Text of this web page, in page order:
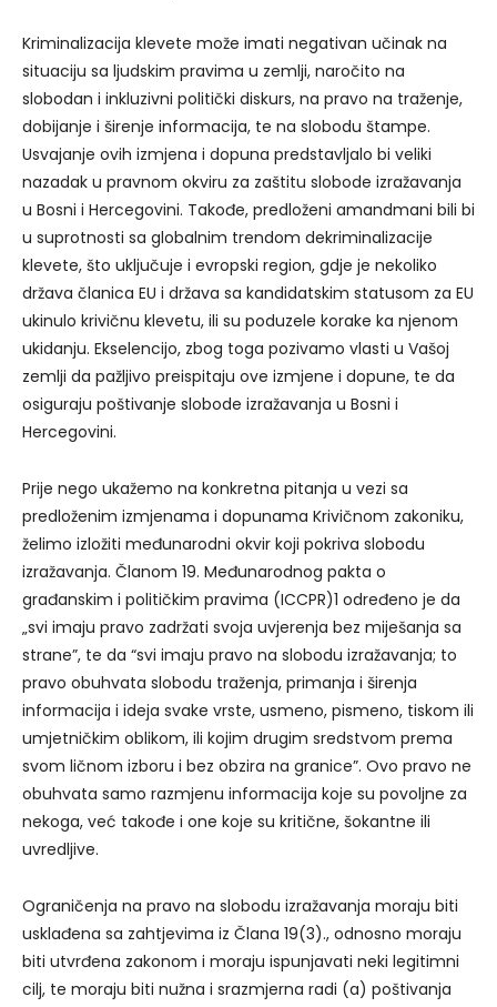
Kriminalizacija klevete može imati negativan učinak na
situaciju sa ljudskim pravima u zemlji, naročito na
slobodan i inkluzivni politički diskurs, na pravo na traženje,
dobijanje i širenje informacija, te na slobodu štampe.
Usvajanje ovih izmjena i dopuna predstavljalo bi veliki
nazadak u pravnom okviru za zaštitu slobode izražavanja
u Bosni i Hercegovini. Takođe, predloženi amandmani bili bi
u suprotnosti sa globalnim trendom dekriminalizacije
klevete, što uključuje i evropski region, gdje je nekoliko
država članica EU i država sa kandidatskim statusom za EU
ukinulo krivičnu klevetu, ili su poduzele korake ka njenom
ukidanju. Ekselencijo, zbog toga pozivamo vlasti u Vašoj
zemlji da pažljivo preispitaju ove izmjene i dopune, te da
osiguraju poštivanje slobode izražavanja u Bosni i
Hercegovini.
Prije nego ukažemo na konkretna pitanja u vezi sa
predloženim izmjenama i dopunama Krivičnom zakoniku,
želimo izložiti međunarodni okvir koji pokriva slobodu
izražavanja. Članom 19. Međunarodnog pakta o
građanskim i političkim pravima (ICCPR)1 određeno je da
„svi imaju pravo zadržati svoja uvjerenja bez miješanja sa
strane”, te da “svi imaju pravo na slobodu izražavanja; to
pravo obuhvata slobodu traženja, primanja i širenja
informacija i ideja svake vrste, usmeno, pismeno, tiskom ili
umjetničkim oblikom, ili kojim drugim sredstvom prema
svom ličnom izboru i bez obzira na granice”. Ovo pravo ne
obuhvata samo razmjenu informacija koje su povoljne za
nekoga, već takođe i one koje su kritične, šokantne ili
uvredljive.
Ograničenja na pravo na slobodu izražavanja moraju biti
usklađena sa zahtjevima iz Člana 19(3)., odnosno moraju
biti utvrđena zakonom i moraju ispunjavati neki legitimni
cilj, te moraju biti nužna i srazmjerna radi (a) poštivanja